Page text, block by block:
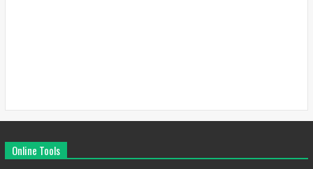
Online Tools